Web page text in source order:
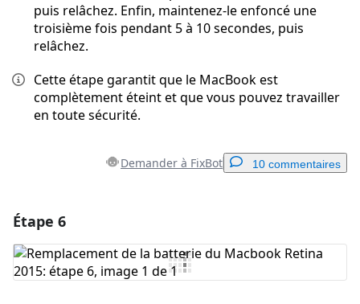
puis relâchez. Enfin, maintenez-le enfoncé une
troisième fois pendant 5 à 10 secondes, puis
relâchez.
Cette étape garantit que le MacBook est
complètement éteint et que vous pouvez travailler
en toute sécurité.
Demander à FixBot 10 commentaires
Ajouter un commentaire
Étape 6